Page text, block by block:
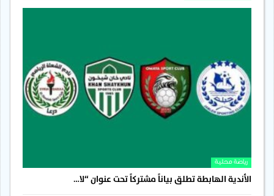
رياضة محلية
الأندية الهابطة تطلق بياناً مشتركاً تحت عنوان “لا…